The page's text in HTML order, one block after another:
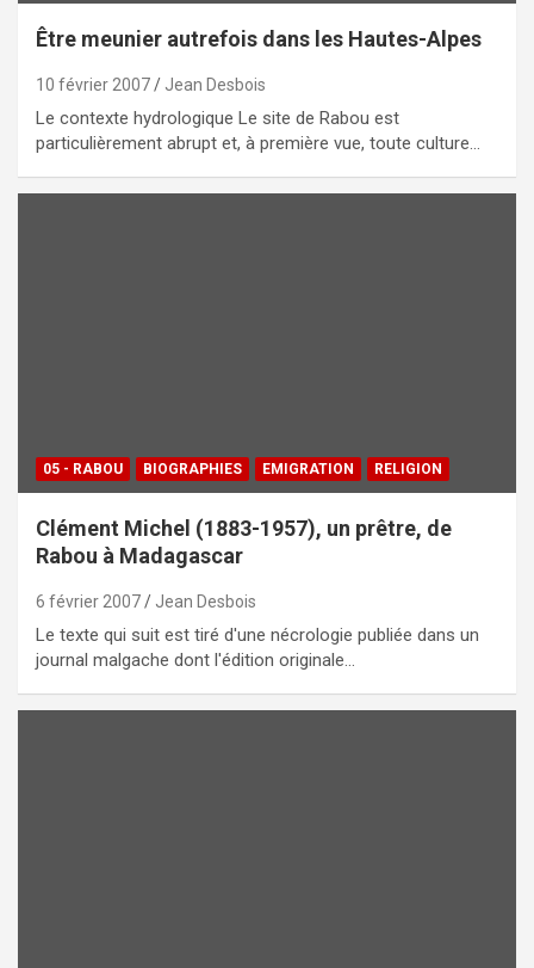
Être meunier autrefois dans les Hautes-Alpes
10 février 2007 Jean Desbois
Le contexte hydrologique Le site de Rabou est
particulièrement abrupt et, à première vue, toute culture…
05 - RABOU BIOGRAPHIES EMIGRATION RELIGION
Clément Michel (1883-1957), un prêtre, de
Rabou à Madagascar
6 février 2007 Jean Desbois
Le texte qui suit est tiré d'une nécrologie publiée dans un
journal malgache dont l'édition originale…